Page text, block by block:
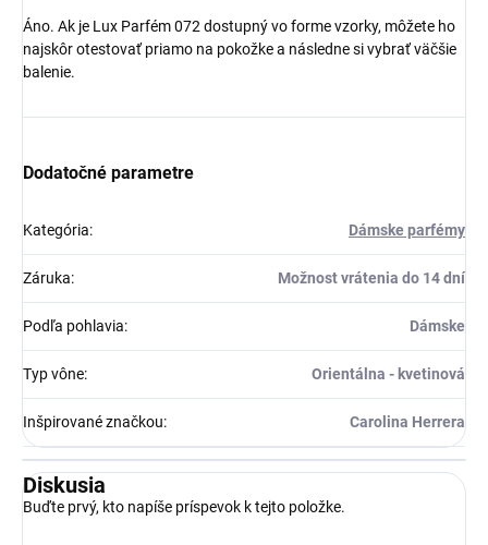
Áno. Ak je Lux Parfém 072 dostupný vo forme vzorky, môžete ho
najskôr otestovať priamo na pokožke a následne si vybrať väčšie
balenie.
Dodatočné parametre
Kategória: Dámske parfémy
Záruka: Možnost vrátenia do 14 dní
Podľa pohlavia: Dámske
Typ vône: Orientálna - kvetinová
Inšpirované značkou: Carolina Herrera
Diskusia
Buďte prvý, kto napíše príspevok k tejto položke.